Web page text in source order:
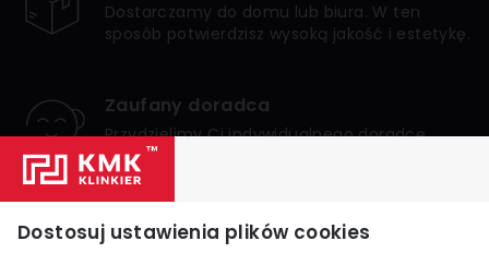
Dostosuj ustawienia plików cookies
Dostarczamy do domu lub biura. W ten
sposób potwierdzisz wysoką jakość i estetykę.
Zaufany doradca
Przydzielimy Ci indywidualnego doradcę,
który zagwarantuje bezpieczne i udane
zakupy.
Numer 1 w Polsce